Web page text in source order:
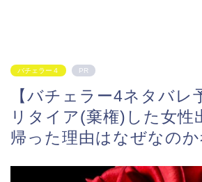
バチェラー４ PR
【バチェラー4ネタバレ
リタイア(棄権)した女性
帰った理由はなぜなのか